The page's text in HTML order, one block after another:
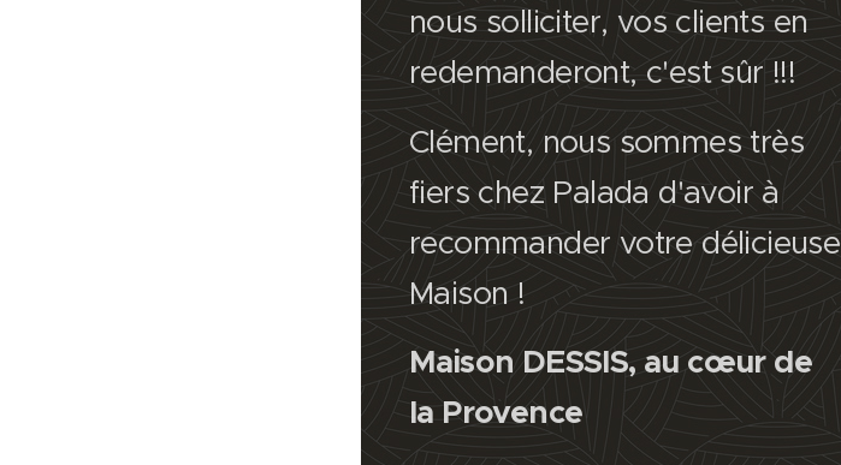
nous solliciter, vos clients en
redemanderont, c'est sûr !!!
Clément, nous sommes très
fiers chez Palada d'avoir à
recommander votre délicieuse
Maison !
Maison DESSIS, au cœur de
la Provence